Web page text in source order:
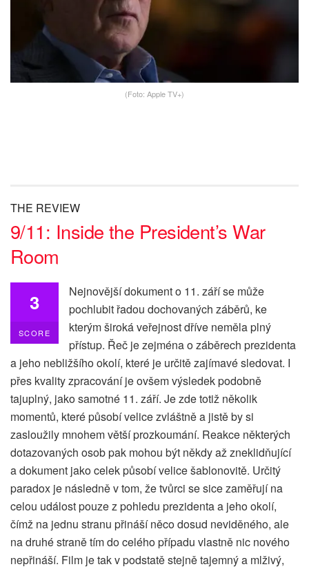
(Foto: Apple TV+)
THE REVIEW
9/11: Inside the President’s War
Room
3
SCORE
Nejnovější dokument o 11. září se může
pochlubit řadou dochovaných záběrů, ke
kterým široká veřejnost dříve neměla plný
přístup. Řeč je zejména o záběrech prezidenta
a jeho nebližšího okolí, které je určitě zajímavé sledovat. I
přes kvality zpracování je ovšem výsledek podobně
tajuplný, jako samotné 11. září. Je zde totiž několik
momentů, které působí velice zvláštně a jistě by si
zasloužily mnohem větší prozkoumání. Reakce některých
dotazovaných osob pak mohou být někdy až zneklidňující
a dokument jako celek působí velice šablonovitě. Určitý
paradox je následně v tom, že tvůrci se sice zaměřují na
celou událost pouze z pohledu prezidenta a jeho okolí,
čímž na jednu stranu přináší něco dosud neviděného, ale
na druhé straně tím do celého případu vlastně nic nového
nepřináší. Film je tak v podstatě stejně tajemný a mlživý,